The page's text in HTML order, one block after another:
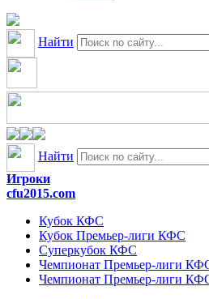
Найти
Найти
Игроки
cfu2015.com
Кубок КФС
Кубок Премьер-лиги КФС
Суперкубок КФС
Чемпионат Премьер-лиги
Чемпионат Премьер-лиги